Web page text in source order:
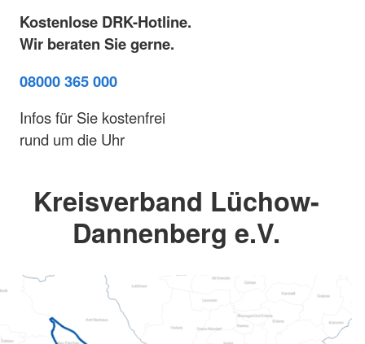
Kostenlose DRK-Hotline.
Wir beraten Sie gerne.
08000 365 000
Infos für Sie kostenfrei
rund um die Uhr
Kreisverband Lüchow-
Dannenberg e.V.